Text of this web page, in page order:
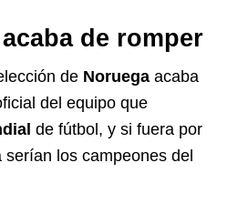
de romper
de Noruega acaba
del equipo que
de fútbol, y si fuera por
los campeones del